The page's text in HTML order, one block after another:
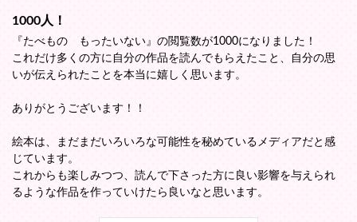
1000人！
『たべもの もったいない』の閲覧数が1000になりました！
これだけ多くの方に自分の作品を読んでもらえたこと、自分の思
いが伝えられたことを本当に嬉しく思います。
ありがとうございます！！
絵本は、まだまだいろいろな可能性を秘めているメディアだと感
じています。
これからも楽しみつつ、読んで下さった方に良い影響を与えられ
るような作品を作っていけたら良いなと思います。